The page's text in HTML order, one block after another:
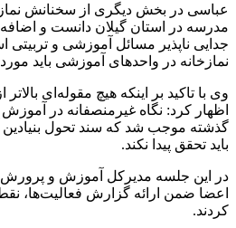
عباسی در بخش دیگری از سخنانش
مدرسه در استان گیلان دانست و اضافه
جدایی ناپذیر مسائل آموزشی و تربیتی
نمازخانه در واحدهای آموزشی باید
وی با تاکید بر اینکه هیچ مقوله‌ای
اظهار کرد: نگاه غیرمنصفانه در
گذشته موجب شد که سند تحول
باید تحقق پیدا نکند.
در این جلسه مدیرکل آموزش و پرورش
اعضا ضمن ارائه گزارش فعالیت‌ها،
کردند.